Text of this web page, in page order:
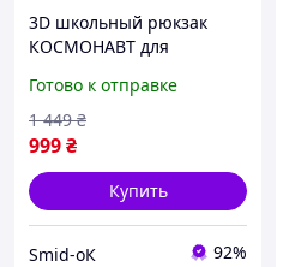
3D школьный рюкзак
КОСМОНАВТ для
каркасный
ортопедический +3D
пенал в подарок.
Готово к отправке
999₴
1 449 ₴
Купить
Smid-оК 92%